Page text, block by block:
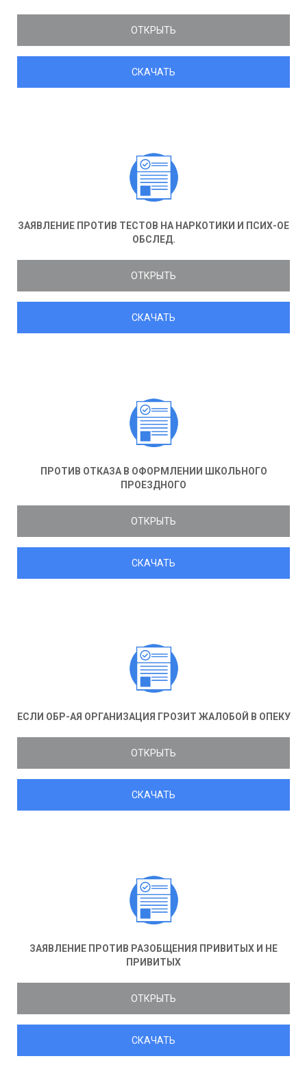
ОТКРЫТЬ
СКАЧАТЬ
ЗАЯВЛЕНИЕ ПРОТИВ ТЕСТОВ НА НАРКОТИКИ И ПСИХ-ОЕ
ОБСЛЕД.
ОТКРЫТЬ
СКАЧАТЬ
ПРОТИВ ОТКАЗА В ОФОРМЛЕНИИ ШКОЛЬНОГО
ПРОЕЗДНОГО
ОТКРЫТЬ
СКАЧАТЬ
ЕСЛИ ОБР-АЯ ОРГАНИЗАЦИЯ ГРОЗИТ ЖАЛОБОЙ В ОПЕКУ
ОТКРЫТЬ
СКАЧАТЬ
ЗАЯВЛЕНИЕ ПРОТИВ РАЗОБЩЕНИЯ ПРИВИТЫХ И НЕ
ПРИВИТЫХ
ОТКРЫТЬ
СКАЧАТЬ